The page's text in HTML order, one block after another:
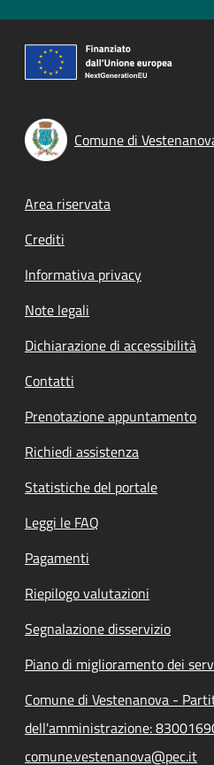
Comune di
Footer menu
Area riservata
Crediti
Informativa privacy
Note legali
Dichiarazione di accessibilità
Contatti
Prenotazione appuntamento
Richiedi assistenza
Statistiche del portale
Leggi le FAQ
Pagamenti
Riepilogo valutazioni
Segnalazione disservizio
Piano di miglioramento dei
Comune di Vestenanova -
dell'amministrazione:
comune.vestenanova@pec.it